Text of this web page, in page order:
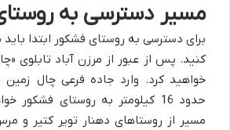
مسیر دسترسی به
برای دسترسی به روستای فشکور ابتدا
کنید. پس از عبور از مرزن آباد تابلوی
خواهید کرد. وارد جاده فرعی چال
حدود 16 کیلومتر به روستای
مسیر از روستاهای دهنار تویر کتیر و